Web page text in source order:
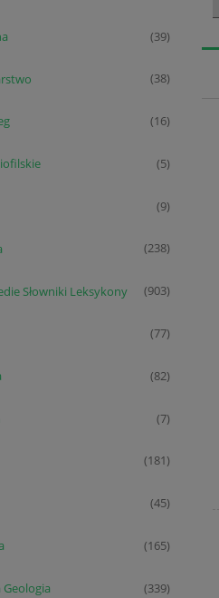
(39)
(38)
(16)
(5)
(9)
(238)
Słowniki Leksykony (903)
(77)
(82)
(7)
(181)
(45)
(165)
(339)